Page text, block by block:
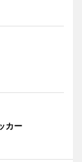
カー